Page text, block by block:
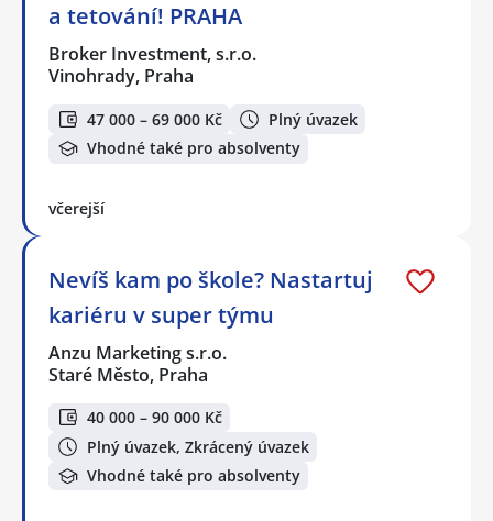
a tetování! PRAHA
Broker Investment, s.r.o.
Vinohrady, Praha
47 000 – 69 000 Kč
Plný úvazek
Vhodné také pro absolventy
včerejší
Nevíš kam po škole? Nastartuj
kariéru v super týmu
Anzu Marketing s.r.o.
Staré Město, Praha
40 000 – 90 000 Kč
Plný úvazek, Zkrácený úvazek
Vhodné také pro absolventy